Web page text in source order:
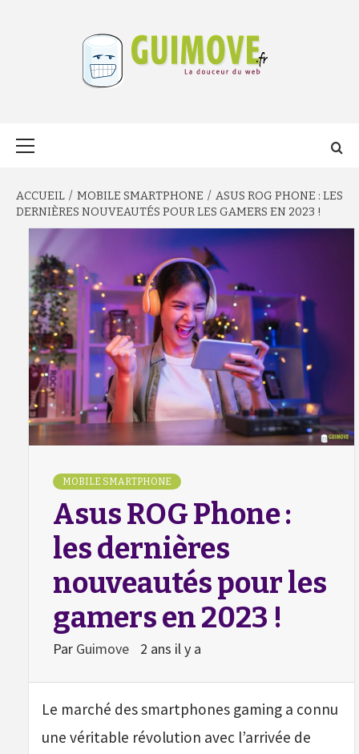
ACCUEIL MOBILE SMARTPHONE
ASUS ROG PHONE : LES
DERNIÈRES NOUVEAUTÉS POUR LES GAMERS EN 2023 !
MOBILE SMARTPHONE
Asus ROG Phone :
les dernières
nouveautés pour les
gamers en 2023 !
Par Guimove 2 ans il y a
Le marché des smartphones gaming a connu
une véritable révolution avec l’arrivée de